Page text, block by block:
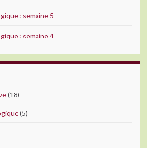
: semaine 5
: semaine 4
(18)
(5)